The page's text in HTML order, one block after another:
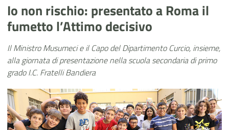
Io non rischio: presentato a Roma il
fumetto l’Attimo decisivo
Il Ministro Musumeci e il Capo del Dipartimento Curcio, insieme,
alla giornata di presentazione nella scuola secondaria di primo
grado I.C. Fratelli Bandiera